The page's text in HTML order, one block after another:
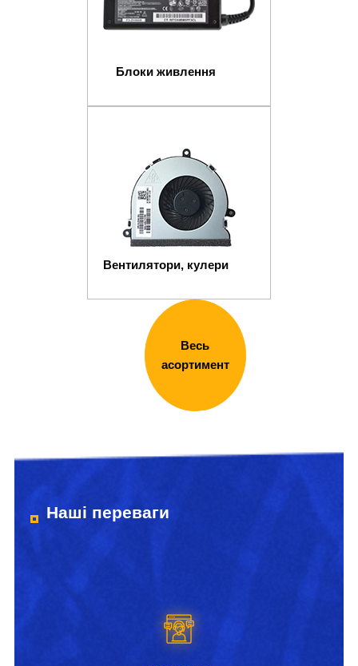
Блоки живлення
Вентилятори, кулери
Весь
асортимент
Наші переваги